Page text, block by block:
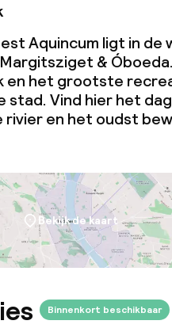
opties
opties
Aquincum ligt in de
&
en het grootste
stad. Vind hier het
rivier en het oudst
Bekijk de kaart
Binnenkort beschikbaar